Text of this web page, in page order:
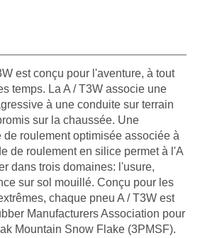
est conçu pour l'aventure, à tout
temps. La A / T3W associe une
à une conduite sur terrain
sur la chaussée. Une
roulement optimisée associée à
de roulement en silice permet à l'A
dans trois domaines: l'usure,
sur sol mouillé. Conçu pour les
chaque pneu A / T3W est
Manufacturers Association pour
Mountain Snow Flake (3PMSF).